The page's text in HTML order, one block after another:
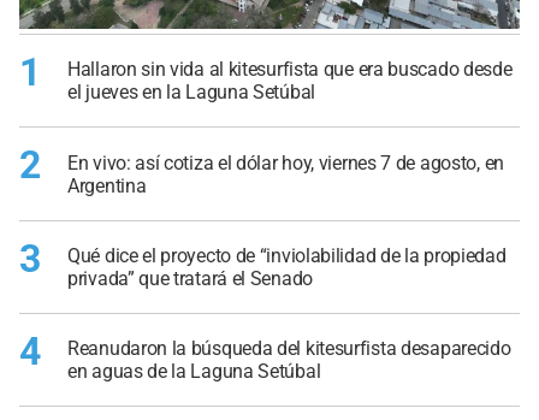
1
Hallaron sin vida al kitesurfista que era buscado desde
el jueves en la Laguna Setúbal
2
En vivo: así cotiza el dólar hoy, viernes 7 de agosto, en
Argentina
3
Qué dice el proyecto de “inviolabilidad de la propiedad
privada” que tratará el Senado
4
Reanudaron la búsqueda del kitesurfista desaparecido
en aguas de la Laguna Setúbal